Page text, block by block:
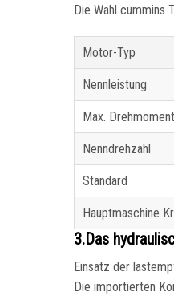
Die Wahl cummins
Motor-Typ
Nennleistung
Max. Drehmoment
Nenndrehzahl
Standard
Hauptmaschine
3.Das
Einsatz der
Die importierten